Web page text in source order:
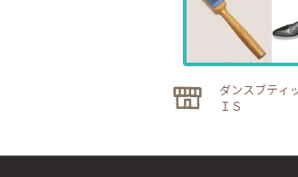
ダンスブティ
ＩＳ